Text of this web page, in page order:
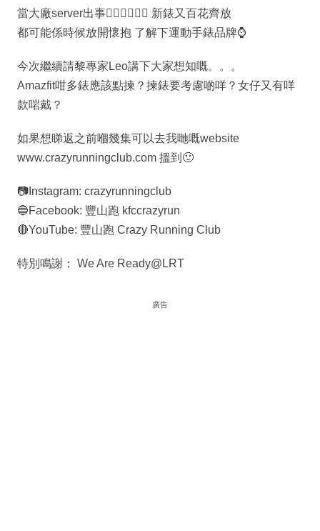
當大廠server出事🤦🏾‍♂️🤦🏾‍♂ 新錶又百花齊放
都可能係時候放開懷抱 了解下運動手錶品牌⌚️
今次繼續請黎專家Leo講下大家想知嘅。。。
Amazfit咁多錶應該點揀？揀錶要考慮啲咩？女仔又有咩
款啱戴？
如果想睇返之前嗰幾集可以去我哋嘅website
www.crazyrunningclub.com 搵到🙂
📷Instagram: crazyrunningclub
🔵Facebook: 豐山跑 kfccrazyrun
🔴YouTube: 豐山跑 Crazy Running Club
特別鳴謝： We Are Ready@LRT
廣告